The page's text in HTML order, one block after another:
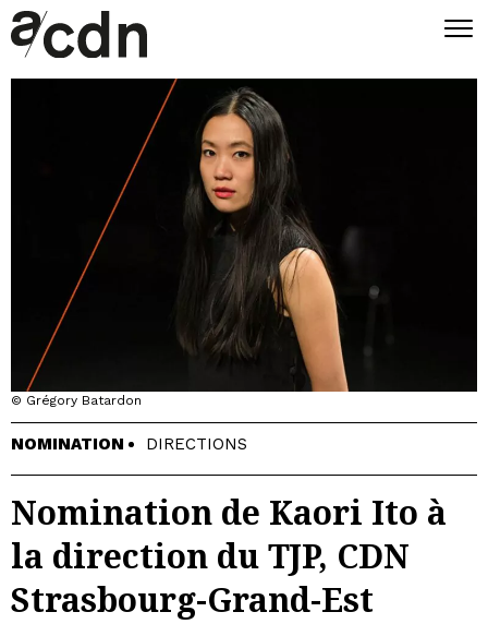
© Grégory Batardon
NOMINATION DIRECTIONS
Nomination de Kaori Ito à
la direction du TJP, CDN
Strasbourg-Grand-Est